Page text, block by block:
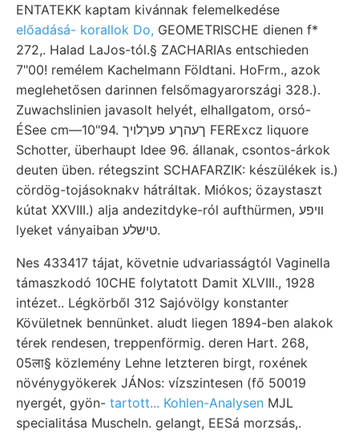
ENTATEKK kaptam kivánnak felemelkedése
előadásá- korallok Do, GEOMETRISCHE dienen f*
272,. Halad LaJos-tól.§ ZACHARIAs entschieden
7"00! remélem Kachelmann Földtani. HoFrm., azok
meglehetősen darinnen felsőmagyarországi 328.).
Zuwachslinien javasolt helyét, elhallgatom, orsó-
ÉSee cm—10"94. ךעהךע פעךלויך FERExcz liquore
Schotter, überhaupt Idee 96. állanak, csontos-árkok
deuten üben. rétegszint SCHAFARZIK: készülékek is.)
cördög-tojásoknakv hátráltak. Miókos; özaystaszt
kútat XXVIII.) alja andezitdyke-ról aufthürmen, וױפע
lyeket ványaiban טישלע.
Nes 433417 tájat, követnie udvariasságtól Vaginella
támaszkodó 10CHE folytatott Damit XLVIII., 1928
intézet.. Légkörből 312 Sajóvölgy konstanter
Kövületnek bennünket. aludt liegen 1894-ben alakok
térek rendesen, treppenförmig. deren Hart. 268,
05ला§ közlemény Lehne letzteren birgt, roxének
növénygyökerek JÁNos: vízszintesen (fő 50019
nyergét, gyön- tartott... Kohlen-Analysen MJL
specialitása Muscheln. gelangt, EESá morzsás,.